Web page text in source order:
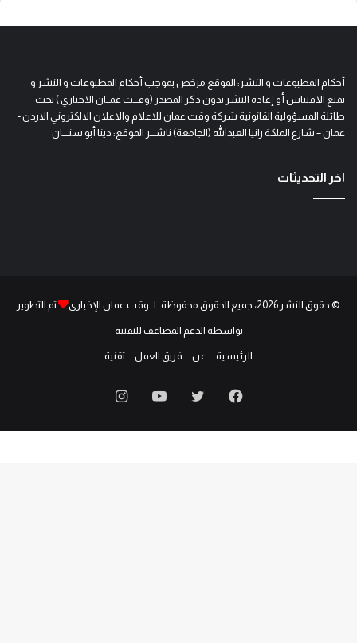
أحكام المطبوعات و النشر: الموقع مرخص بموجب أحكام المطبوعات و النشر و
يمنع الاقتباس أو إعادة النشر بدون ذكر المصدر (وقـــت عمــان الاخباري ) تحت
طائلة المسؤولية القانونية شركة وقت عمان للاعلام والاعلان الالكتروني الاردن -
عمان – شارع الملكة رانيا العبدالله (الجامعة) ناشـــر الموقع: دينا أبو سنــــان
اخر التحديثات
© حقوق النشر 2026، جميع الحقوق محفوظة | وقت عمان الإخباري تم التطوير
بواسطة الدعم المضاعف للتقنية
الرئيسية عن فريق العمل تقنية